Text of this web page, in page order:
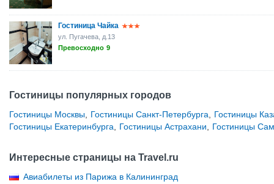
Гостиница Чайка
ул. Пугачева, д.13
Превосходно 9
Гостиницы популярных городов
Гостиницы Москвы Гостиницы Санкт-Петербурга
Гостиницы
Гостиницы Екатеринбурга
Гостиницы Астрахани Гостиницы
Интересные страницы на Travel.ru
Авиабилеты из Парижа в Калининград